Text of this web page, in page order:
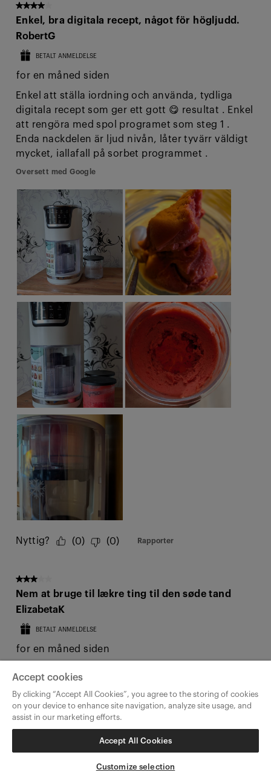
Accept cookies
By clicking “Accept All Cookies”, you agree to the storing of cookies
on your device to enhance site navigation, analyze site usage, and
assist in our marketing efforts.
Accept All Cookies
Customize selection